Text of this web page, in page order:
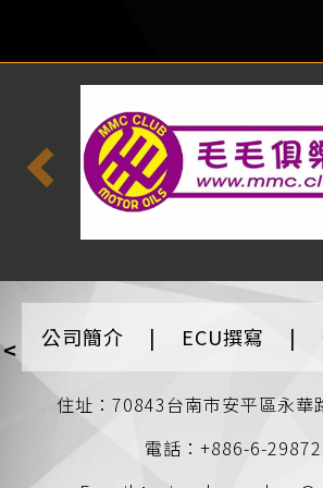
< 公司簡介 | ECU撰寫 |
住址：70843台南市安平區永華
電話：+886-6-